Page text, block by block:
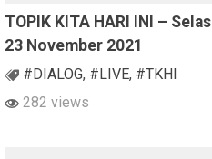
TOPIK KITA HARI INI –
23 November 2021
#DIALOG, #LIVE, #TKHI
282 views